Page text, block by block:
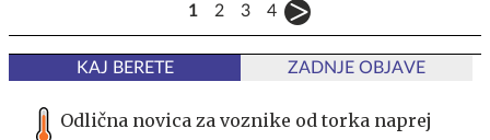
1 2 3 4
KAJ BERETE ZADNJE OBJAVE
Odlična novica za voznike od torka naprej